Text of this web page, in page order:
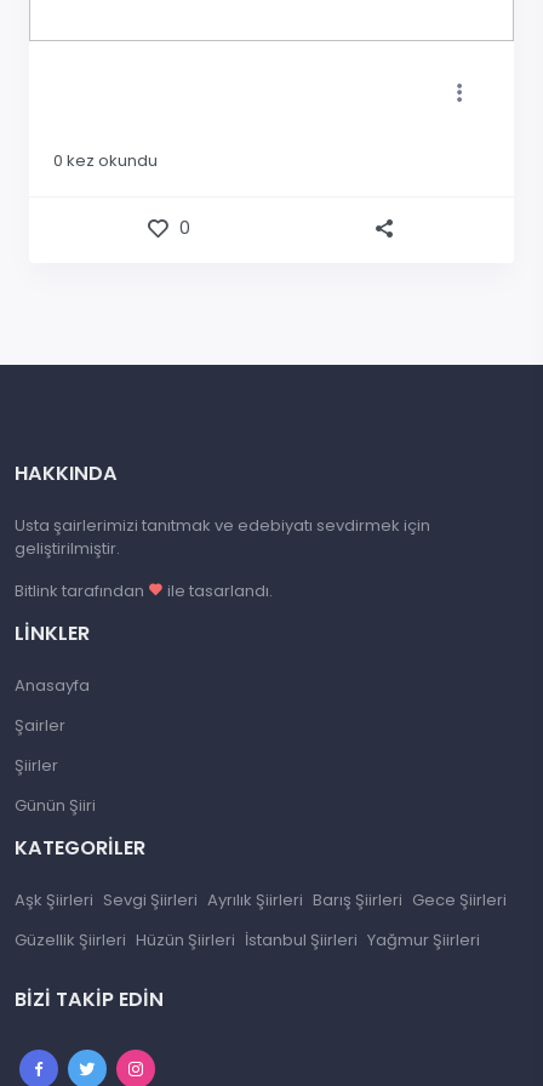
0 kez okundu
0
HAKKINDA
Usta şairlerimizi tanıtmak ve edebiyatı sevdirmek için
geliştirilmiştir.
Bitlink tarafından
ile tasarlandı.
LINKLER
Anasayfa
Şairler
Şiirler
Günün Şiiri
KATEGORILER
Aşk Şiirleri Sevgi Şiirleri Ayrılık Şiirleri Barış Şiirleri Gece Şiirleri
Güzellik Şiirleri Hüzün Şiirleri İstanbul Şiirleri Yağmur Şiirleri
BIZI TAKIP EDIN